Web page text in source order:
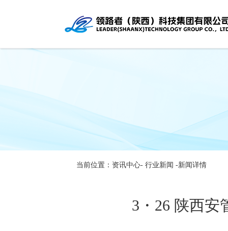
当前位置：资讯中心- 行业新闻 -新闻详情
3・26 陕西安